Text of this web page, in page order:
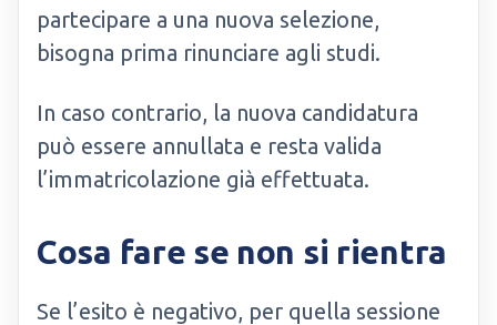
partecipare a una nuova selezione,
bisogna prima rinunciare agli studi.
In caso contrario, la nuova candidatura
può essere annullata e resta valida
l’immatricolazione già effettuata.
Cosa fare se non si rientra
Se l’esito è negativo, per quella sessione